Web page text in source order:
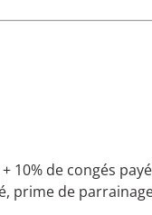
de congés
prime de